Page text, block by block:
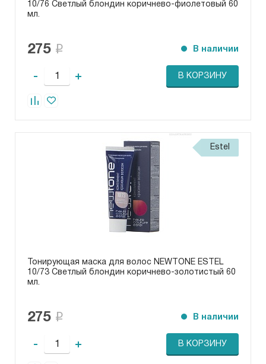
10/76 Светлый блондин коричнево-фиолетовый 60
мл.
275 В наличии
- + В КОРЗИНУ
Estel
Тонирующая маска для волос NEWTONE ESTEL
10/73 Светлый блондин коричнево-золотистый 60
мл.
275 В наличии
- + В КОРЗИНУ